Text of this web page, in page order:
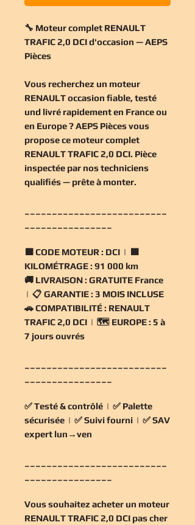
🔧 Moteur complet RENAULT
TRAFIC 2,0 DCI d'occasion — AEPS
Pièces
Vous recherchez un moteur
RENAULT occasion fiable, testé
und livré rapidement en France ou
en Europe ? AEPS Pièces vous
propose ce moteur complet
RENAULT TRAFIC 2,0 DCI. Pièce
inspectée par nos techniciens
qualifiés — prête à monter.
🟧CODE MOTEUR : DCI | 🟧
KILOMÉTRAGE : 91 000 km
🚚 LIVRAISON : GRATUITE France
| 📋 GARANTIE : 3 MOIS INCLUSE
🚗COMPATIBILITÉ : RENAULT
TRAFIC 2,0 DCI | 🗺️ EUROPE : 5 à
7 jours ouvrés
✅Testé & contrôlé | ✅ Palette
sécurisée | ✅Suivi fourni | ✅SAV
expert lun→ven
Vous souhaitez acheter un moteur
RENAULT TRAFIC 2,0 DCI pas cher